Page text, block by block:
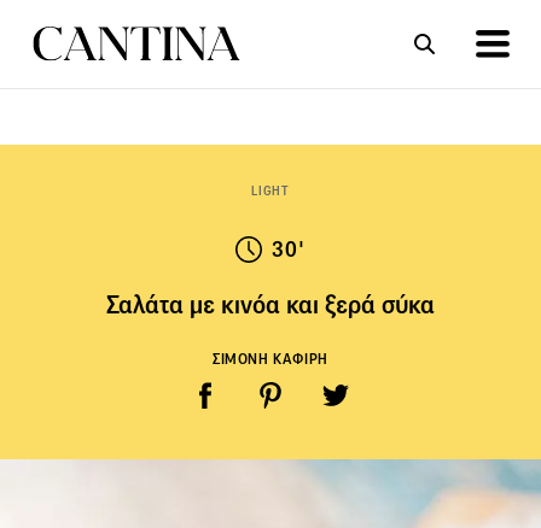
LIGHT
30'
Σαλάτα με κινόα και ξερά σύκα
ΣΙΜΟΝΗ ΚΑΦΙΡΗ